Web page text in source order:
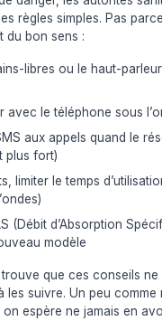
règles simples. Pas
du bon sens :
libres ou le haut-
avec le téléphone sous
aux appels quand le
plus fort)
limiter le temps
(Débit d’Absorption
modèle
trouve que ces conseils
les suivre. Un peu comme
espère ne jamais en